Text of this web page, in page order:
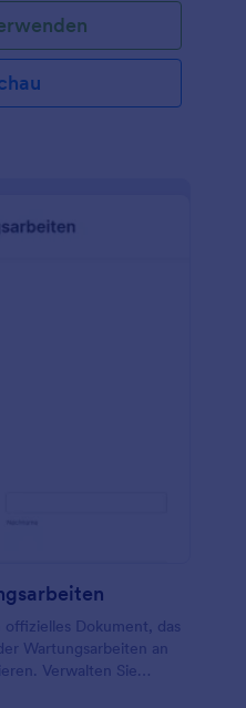
Dokument, das
Wartungsarbeiten an
Verwalten Sie